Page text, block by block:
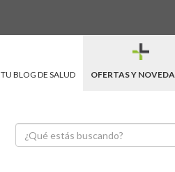
TU BLOG DE SALUD OFERTAS Y